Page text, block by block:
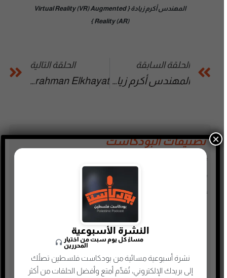
المهندس أكرم زيادة { Virtual Reality (VR) Augmented
Reality (AR) }
الحلقة السابقة
المهندس أكرم زيادة { Virtual Reality (VR) Augmented Reality (AR) }
الحلقة التالية
Stream #1 w/Abdelrahman Elkhayat
تصنيفات البودكاست
التجارة الإلكترونية
النشرة الأسبوعية
مساءً كل يوم سبت من اختيار
المحررين
نشرة أسبوعية مسائية من بودكاست فلسطين تصلُك
إلى بريدك الإلكتروني، تُقدِّم أمتع وأفضل الحلقات من أكثر
×